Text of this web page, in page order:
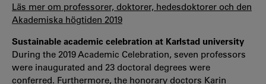
Läs mer om professorer, doktorer, hedesdoktorer och den
Akademiska högtiden 2019
Sustainable academic celebration at Karlstad university
During the 2019 Academic Celebration, seven professors
were inaugurated and 23 doctoral degrees were
conferred. Furthermore, the honorary doctors Karin